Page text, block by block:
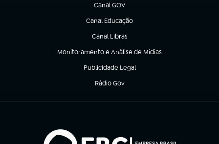
Canal GOV
(abre em nova aba)
Canal Educação
(abre em nova aba)
Canal Libras
(abre em nova aba)
Monitoramento e Análise de Mídias
(abre em nova aba)
Publicidade Legal
(abre em nova aba)
Rádio Gov
(abre em nova aba)